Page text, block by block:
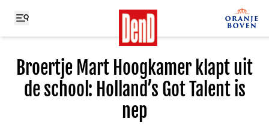
Broertje Mart Hoogkamer klapt uit
de school: Holland’s Got Talent is
nep